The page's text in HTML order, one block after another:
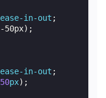
ease-in-out ;
-50px);
ease-in-out ;
50px);